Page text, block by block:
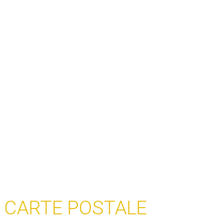
POSTALE